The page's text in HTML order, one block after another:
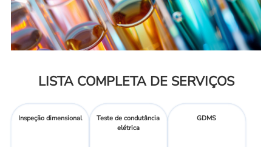
LISTA COMPLETA DE SERVIÇOS
Inspeção dimensional
Teste de condutância
elétrica
GDMS